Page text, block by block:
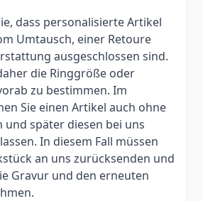
dass personalisierte Artikel
Umtausch, einer Retoure
ausgeschlossen sind.
die Ringgröße oder
zu bestimmen. Im
Sie einen Artikel auch ohne
und später diesen bei uns
In diesem Fall müssen
an uns zurücksenden und
Gravur und den erneuten